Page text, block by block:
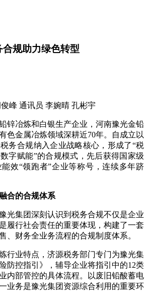
规助力绿色转型
通讯员 李婉晴 孔彬宇
冶炼和白银生产企业，河南豫光金铅
色金属冶炼领域深耕近70年。自成立以
务合规纳入企业战略核心，形成了“税
字赋能”的合规模式，先后获得国家级
效“领跑者”企业等称号，连续多年跻
合的合规体系
集团深刻认识到税务合规不仅是企业
履行社会责任的重要体现，构建了一套
、财务全业务流程的合规制度体系。
业特点，济源税务部门专门为豫光集
防控指引》，辅导企业将指引中的12类
内部管控的具体流程。以废旧铅酸蓄电
业务是豫光集团资源综合利用的重要环